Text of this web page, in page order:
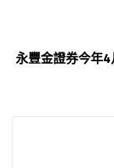
永豐金證券今年